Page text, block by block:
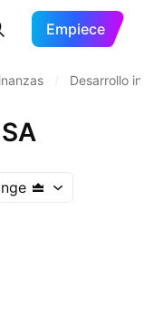
Empiece
Desarrollo